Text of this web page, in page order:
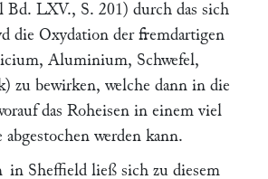
Bd. LXV., S. 201) durch das sich
die Oxydation der fremdartigen
Aluminium, Schwefel,
zu bewirken, welche dann in die
das Roheisen in einem viel
werden kann.
in Sheffield ließ sich zu diesem